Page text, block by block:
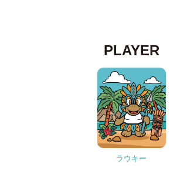
PLAYER
ラウキー